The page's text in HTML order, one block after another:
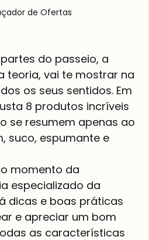
de Ofertas
do passeio, a
teoria, vai te mostrar na
os seus sentidos. Em
8 produtos incríveis
se resumem apenas ao
suco, espumante e
momento da
especializado da
dicas e boas práticas
e apreciar um bom
as características